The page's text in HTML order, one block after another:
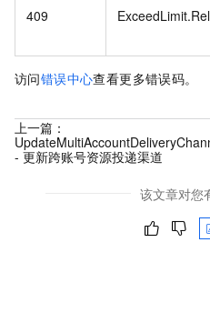
409
访问错误中心查看更多错误码。
上一篇：
- 更新跨账号资源投递渠道
该文章对您